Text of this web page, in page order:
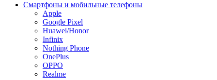
Смартфоны и мобильные телефоны
Apple
Google Pixel
Huawei/Honor
Infinix
Nothing Phone
OnePlus
OPPO
Realme